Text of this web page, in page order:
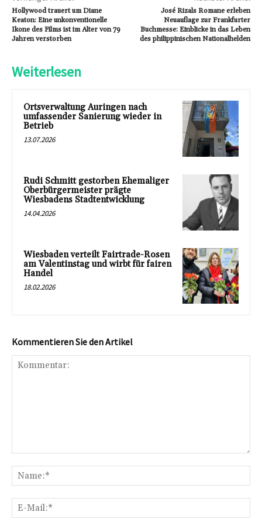
Hollywood trauert um Diane
Keaton: Eine unkonventionelle
Ikone des Films ist im Alter von 79
Jahren verstorben
José Rizals Romane erleben
Neuauflage zur Frankfurter
Buchmesse: Einblicke in das Leben
des philippinischen Nationalhelden
Weiterlesen
Ortsverwaltung Auringen nach
umfassender Sanierung wieder in
Betrieb
13.07.2026
Rudi Schmitt gestorben Ehemaliger
Oberbürgermeister prägte
Wiesbadens Stadtentwicklung
14.04.2026
Wiesbaden verteilt Fairtrade-Rosen
am Valentinstag und wirbt für fairen
Handel
18.02.2026
Kommentieren Sie den Artikel